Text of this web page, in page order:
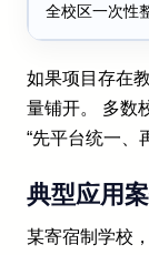
全校区一次性
如果项目存在
量铺开。 多数
“先平台统一、
典型应用
某寄宿制学校